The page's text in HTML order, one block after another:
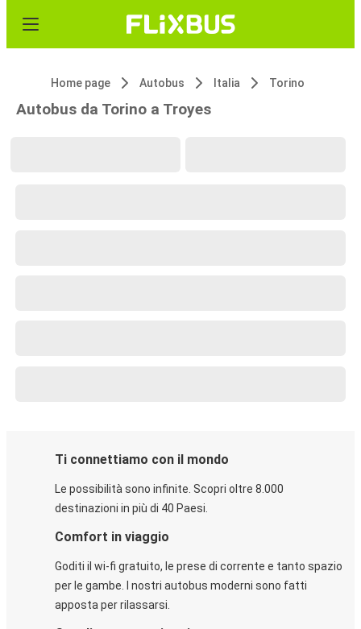
Home page Autobus Italia Torino
Autobus da Torino a Troyes
Ti connettiamo con il mondo
Le possibilità sono infinite. Scopri oltre 8.000
destinazioni in più di 40 Paesi.
Comfort in viaggio
Goditi il wi-fi gratuito, le prese di corrente e tanto spazio
per le gambe. I nostri autobus moderni sono fatti
apposta per rilassarsi.